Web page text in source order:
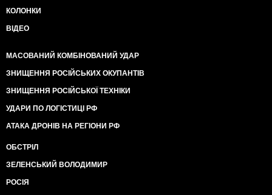
КОЛОНКИ
ВІДЕО
МАСОВАНИЙ КОМБІНОВАНИЙ УДАР
ЗНИЩЕННЯ РОСІЙСЬКИХ ОКУПАНТІВ
ЗНИЩЕННЯ РОСІЙСЬКОЇ ТЕХНІКИ
УДАРИ ПО ЛОГІСТИЦІ РФ
АТАКА ДРОНІВ НА РЕГІОНИ РФ
ОБСТРІЛ
ЗЕЛЕНСЬКИЙ ВОЛОДИМИР
РОСІЯ